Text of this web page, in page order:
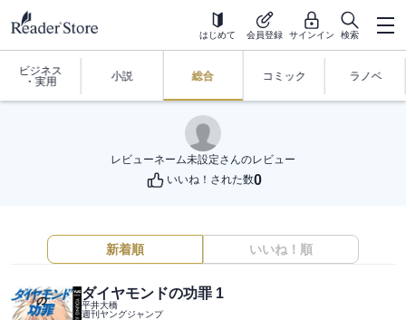
はじめて 会員登録 サインイン 検索
ビジネス
・実用
小説 総合 コミック ラノベ
レビューネーム未設定さんのレビュー
いいね！された数0
新着順 いいね！順
ダイヤモンドの功罪 1
平井大橋
週刊ヤングジャンプ